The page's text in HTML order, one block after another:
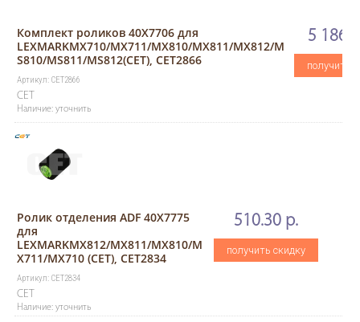
Комплект роликов 40X7706 для
LEXMARKMX710/MX711/MX810/MX811/MX812/M
S810/MS811/MS812(CET), CET2866
Артикул: CET2866
CET
Наличие: уточнить
5
получить
Ролик отделения ADF 40X7775
для
LEXMARKMX812/MX811/MX810/M
X711/MX710 (CET), CET2834
Артикул: CET2834
CET
Наличие: уточнить
510.30 р.
получить скидку